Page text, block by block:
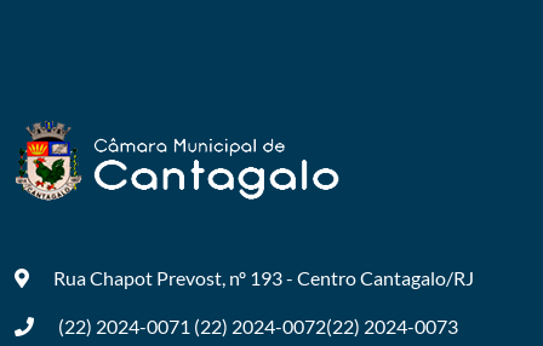
Rua Chapot Prevost, nº 193 - CentroCantagalo/RJ
(22) 2024-0071 (22) 2024-0072(22) 2024-0073